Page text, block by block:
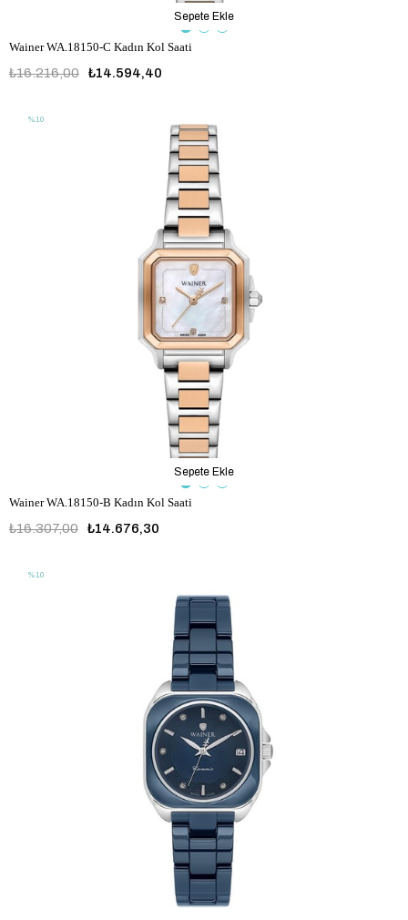
Wainer WA.18150-C Kadın Kol Saati
₺14.594,40
₺16.216,00
Sepete Ekle
Wainer WA.18150-B Kadın Kol Saati
₺14.676,30
₺16.307,00
Sepete Ekle
%10
%10